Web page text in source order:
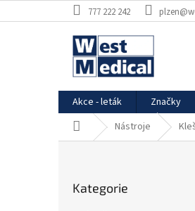
na
777 222 242
Akce - leták
Značky
Domů Nástroje
kategorie
Kategorie